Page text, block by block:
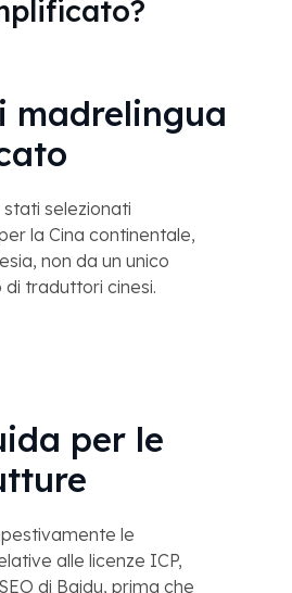
madrelingua
selezionati
la Cina continentale,
non da un unico
traduttori cinesi.
per le
le
alle licenze ICP,
di Baidu, prima che